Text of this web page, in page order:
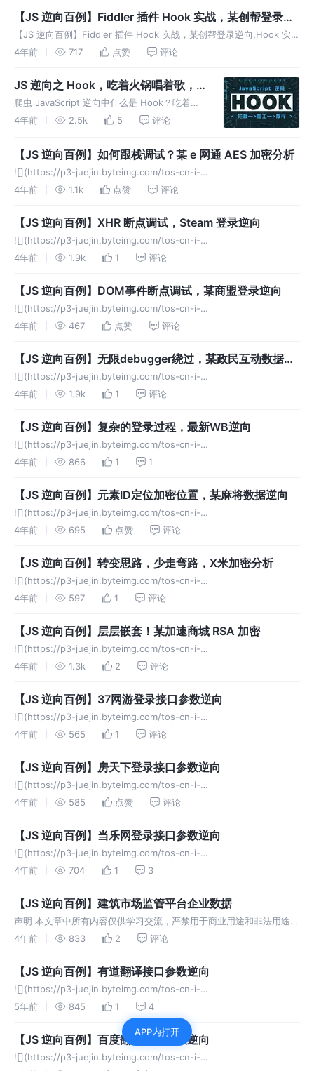
【JS 逆向百例】Fiddler 插件 Hook 实战，某创帮登录逆
向
【JS 逆向百例】Fiddler 插件 Hook 实战，某创帮登录逆向,Hook 实战
篇，使用 Fiddler 插件进行拦截替换！
4年前 717 点赞 评论
JS 逆向之 Hook，吃着火锅唱着歌，
突然就被麻匪劫了！
爬虫 JavaScript 逆向中什么是 Hook？吃着火
锅唱着歌，突然就被麻匪劫了！这就是 Hook！
4年前 2.5k 5 评论
【JS 逆向百例】如何跟栈调试？某 e 网通 AES 加密分析
![](https://p3-juejin.byteimg.com/tos-cn-i-
k3u1fbpfcp/3a1d4a5aba594ec5a128d1a4026c2c04~tplv-k3u1fbp
4年前 1.1k 点赞 评论
【JS 逆向百例】XHR 断点调试，Steam 登录逆向
![](https://p3-juejin.byteimg.com/tos-cn-i-
k3u1fbpfcp/442462b5e2b84336ba61e4457876d8b0~tplv-
4年前 1.9k 1 评论
【JS 逆向百例】DOM事件断点调试，某商盟登录逆向
![](https://p3-juejin.byteimg.com/tos-cn-i-
k3u1fbpfcp/c9a8d993d6584923bcb0a18b3514e381~tplv-k3u1fbp
4年前 467 点赞 评论
【JS 逆向百例】无限debugger绕过，某政民互动数据逆
向
![](https://p3-juejin.byteimg.com/tos-cn-i-
k3u1fbpfcp/59b15dcb040a4b0e9fe31f59367a1e99~tplv-k3u1fbp
4年前 1.9k 1 评论
【JS 逆向百例】复杂的登录过程，最新WB逆向
![](https://p3-juejin.byteimg.com/tos-cn-i-
k3u1fbpfcp/b530ae9e57e84934aaf6df46dd23eae8~tplv-k3u1fbp
4年前 866 1 1
【JS 逆向百例】元素ID定位加密位置，某麻将数据逆向
![](https://p3-juejin.byteimg.com/tos-cn-i-
k3u1fbpfcp/3d490bc3f22540eb8cb4575cdafdc4ad~tplv-k3u1fbp
4年前 695 点赞 评论
【JS 逆向百例】转变思路，少走弯路，X米加密分析
![](https://p3-juejin.byteimg.com/tos-cn-i-
k3u1fbpfcp/e297d55014344eb8b8a6ce2750fd34f4~tplv-k3u1fbp
4年前 597 1 评论
【JS 逆向百例】层层嵌套！某加速商城 RSA 加密
![](https://p3-juejin.byteimg.com/tos-cn-i-
k3u1fbpfcp/103cfb3129ef47deac7a098ce4552995~tplv-k3u1fbp
4年前 1.3k 2 评论
【JS 逆向百例】37网游登录接口参数逆向
![](https://p3-juejin.byteimg.com/tos-cn-i-
k3u1fbpfcp/7c06a7221b554eb2a4804cf1ba0661e2~tplv-k3u1fbp
4年前 565 1 评论
【JS 逆向百例】房天下登录接口参数逆向
![](https://p3-juejin.byteimg.com/tos-cn-i-
k3u1fbpfcp/127dbb1566bf425aa688344c40b8e867~tplv-k3u1fbp
4年前 585 点赞 评论
【JS 逆向百例】当乐网登录接口参数逆向
![](https://p3-juejin.byteimg.com/tos-cn-i-
k3u1fbpfcp/caad4a42e23249b580c1223321485ff9~tplv-k3u1fbp
4年前 704 1 3
【JS 逆向百例】建筑市场监管平台企业数据
声明 本文章中所有内容仅供学习交流，严禁用于商业用途和非法用途，
否则由此产生的一切后果均与作者无关。 逆向目标 目标：住房和城乡
4年前 833 2 评论
【JS 逆向百例】有道翻译接口参数逆向
![](https://p3-juejin.byteimg.com/tos-cn-i-
k3u1fbpfcp/41abd11802ca4d2d9783e816b5e29a99~tplv-k3u1fbp
5年前 845 1 4
【JS 逆向百例】百度翻译接口参数逆向
![](https://p3-juejin.byteimg.com/tos-cn-i-
APP内打开